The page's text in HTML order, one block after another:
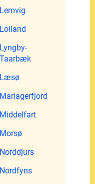
Lemvig
Lolland
Lyngby-
Taarbæk
Læsø
Mariagerfjord
Middelfart
Morsø
Norddjurs
Nordfyns